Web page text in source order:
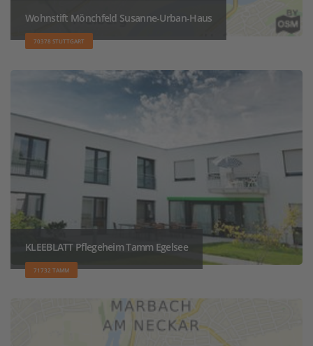
Wohnstift Mönchfeld Susanne-Urban-Haus
70378 STUTTGART
KLEEBLATT Pflegeheim Tamm Egelsee
71732 TAMM